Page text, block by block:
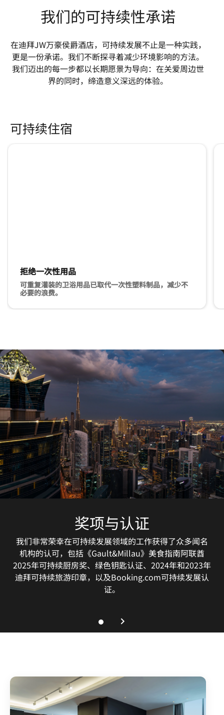
我们的可持续性承诺
在迪拜JW万豪侯爵酒店，可持续发展不止是一种实践，
更是一份承诺。我们不断探寻着减少环境影响的方法。
我们迈出的每一步都以长期愿景为导向：在关爱周边世
界的同时，缔造意义深远的体验。
可持续住宿
拒绝一次性用品
可重复灌装的卫浴用品已取代一次性塑料制品，减少不
必要的浪费。
奖项与认证
我们非常荣幸在可持续发展领域的工作获得了众多闻名
机构的认可，包括《Gault&Millau》美食指南阿联酋
2025年可持续厨房奖、绿色钥匙认证、2024年和2023年
迪拜可持续旅游印章，以及Booking.com可持续发展认
证。